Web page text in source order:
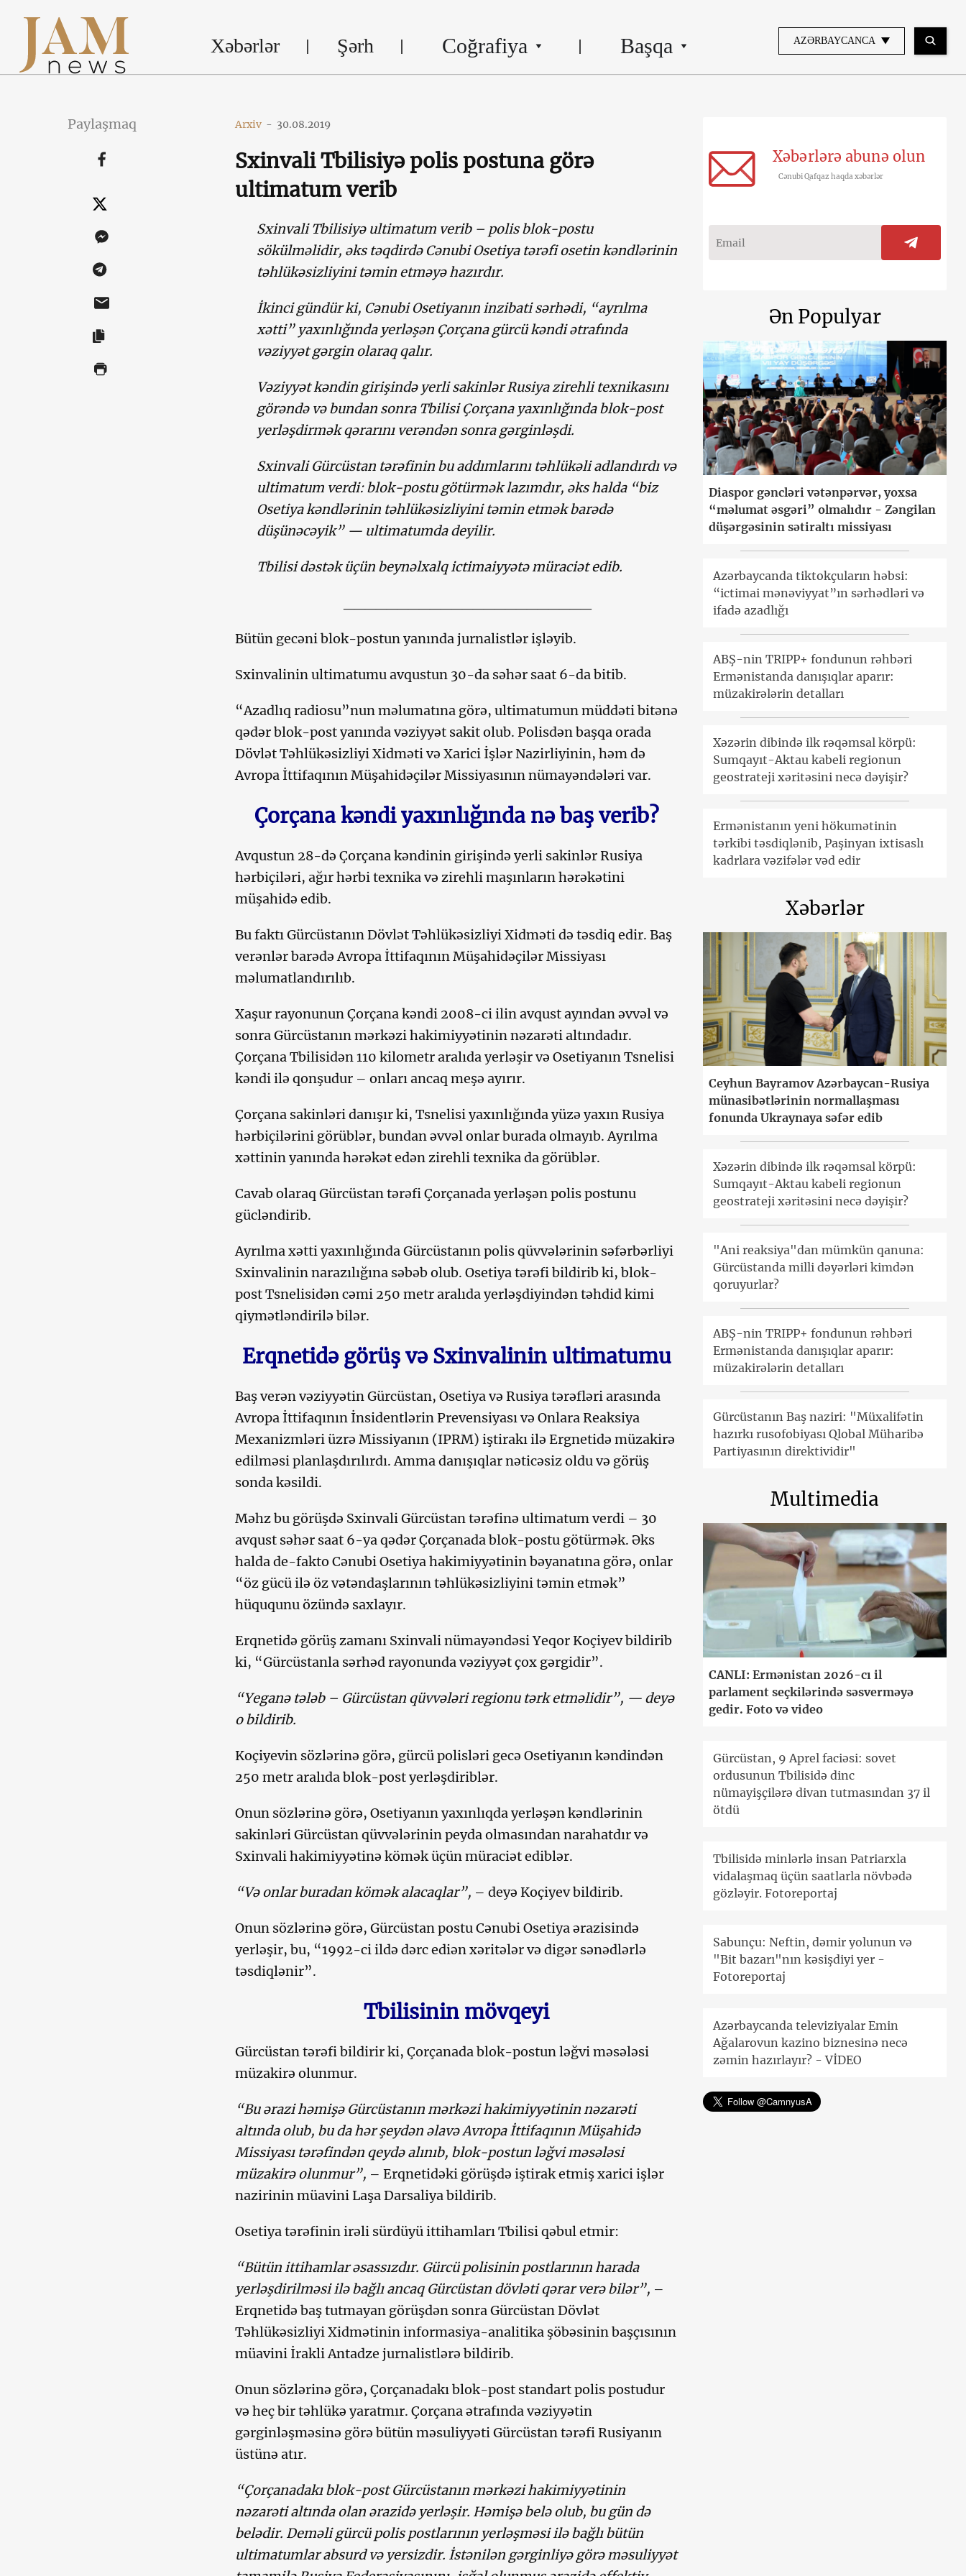
Xəbərlər Şərh Coğrafiya Başqa AZƏRBAYCANCA
Paylaşmaq Arxiv - 30.08.2019
Sxinvali Tbilisiyə polis postuna görə
ultimatum verib
Sxinvali Tbilisiyə ultimatum verib – polis blok-postu
sökülməlidir, əks təqdirdə Cənubi Osetiya tərəfi osetin kəndlərinin
təhlükəsizliyini təmin etməyə hazırdır.
İkinci gündür ki, Cənubi Osetiyanın inzibati sərhədi, “ayrılma
xətti” yaxınlığında yerləşən Çorçana gürcü kəndi ətrafında
vəziyyət gərgin olaraq qalır.
Vəziyyət kəndin girişində yerli sakinlər Rusiya zirehli texnikasını
görəndə və bundan sonra Tbilisi Çorçana yaxınlığında blok-post
yerləşdirmək qərarını verəndən sonra gərginləşdi.
Sxinvali Gürcüstan tərəfinin bu addımlarını təhlükəli adlandırdı və
ultimatum verdi: blok-postu götürmək lazımdır, əks halda “biz
Osetiya kəndlərinin təhlükəsizliyini təmin etmək barədə
düşünəcəyik” — ultimatumda deyilir.
Tbilisi dəstək üçün beynəlxalq ictimaiyyətə müraciət edib.
Bütün gecəni blok-postun yanında jurnalistlər işləyib.
Sxinvalinin ultimatumu avqustun 30-da səhər saat 6-da bitib.
“Azadlıq radiosu”nun məlumatına görə, ultimatumun müddəti bitənə
qədər blok-post yanında vəziyyət sakit olub. Polisdən başqa orada
Dövlət Təhlükəsizliyi Xidməti və Xarici İşlər Nazirliyinin, həm də
Avropa İttifaqının Müşahidəçilər Missiyasının nümayəndələri var.
Çorçana kəndi yaxınlığında nə baş verib?
Avqustun 28-də Çorçana kəndinin girişində yerli sakinlər Rusiya
hərbiçiləri, ağır hərbi texnika və zirehli maşınların hərəkətini
müşahidə edib.
Bu faktı Gürcüstanın Dövlət Təhlükəsizliyi Xidməti də təsdiq edir. Baş
verənlər barədə Avropa İttifaqının Müşahidəçilər Missiyası
məlumatlandırılıb.
Xaşur rayonunun Çorçana kəndi 2008-ci ilin avqust ayından əvvəl və
sonra Gürcüstanın mərkəzi hakimiyyətinin nəzarəti altındadır.
Çorçana Tbilisidən 110 kilometr aralıda yerləşir və Osetiyanın Tsnelisi
kəndi ilə qonşudur – onları ancaq meşə ayırır.
Çorçana sakinləri danışır ki, Tsnelisi yaxınlığında yüzə yaxın Rusiya
hərbiçilərini görüblər, bundan əvvəl onlar burada olmayıb. Ayrılma
xəttinin yanında hərəkət edən zirehli texnika da görüblər.
Cavab olaraq Gürcüstan tərəfi Çorçanada yerləşən polis postunu
gücləndirib.
Ayrılma xətti yaxınlığında Gürcüstanın polis qüvvələrinin səfərbərliyi
Sxinvalinin narazılığına səbəb olub. Osetiya tərəfi bildirib ki, blok-
post Tsnelisidən cəmi 250 metr aralıda yerləşdiyindən təhdid kimi
qiymətləndirilə bilər.
Erqnetidə görüş və Sxinvalinin ultimatumu
Baş verən vəziyyətin Gürcüstan, Osetiya və Rusiya tərəfləri arasında
Avropa İttifaqının İnsidentlərin Prevensiyası və Onlara Reaksiya
Mexanizmləri üzrə Missiyanın (IPRM) iştirakı ilə Ergnetidə müzakirə
edilməsi planlaşdırılırdı. Amma danışıqlar nəticəsiz oldu və görüş
sonda kəsildi.
Məhz bu görüşdə Sxinvali Gürcüstan tərəfinə ultimatum verdi – 30
avqust səhər saat 6-ya qədər Çorçanada blok-postu götürmək. Əks
halda de-fakto Cənubi Osetiya hakimiyyətinin bəyanatına görə, onlar
“öz gücü ilə öz vətəndaşlarının təhlükəsizliyini təmin etmək”
hüququnu özündə saxlayır.
Erqnetidə görüş zamanı Sxinvali nümayəndəsi Yeqor Koçiyev bildirib
ki, “Gürcüstanla sərhəd rayonunda vəziyyət çox gərgidir”.
“Yeganə tələb – Gürcüstan qüvvələri regionu tərk etməlidir”, — deyə
o bildirib.
Koçiyevin sözlərinə görə, gürcü polisləri gecə Osetiyanın kəndindən
250 metr aralıda blok-post yerləşdiriblər.
Onun sözlərinə görə, Osetiyanın yaxınlıqda yerləşən kəndlərinin
sakinləri Gürcüstan qüvvələrinin peyda olmasından narahatdır və
Sxinvali hakimiyyətinə kömək üçün müraciət ediblər.
“Və onlar buradan kömək alacaqlar”, – deyə Koçiyev bildirib.
Onun sözlərinə görə, Gürcüstan postu Cənubi Osetiya ərazisində
yerləşir, bu, “1992-ci ildə dərc ediən xəritələr və digər sənədlərlə
təsdiqlənir”.
Tbilisinin mövqeyi
Gürcüstan tərəfi bildirir ki, Çorçanada blok-postun ləğvi məsələsi
müzakirə olunmur.
“Bu ərazi həmişə Gürcüstanın mərkəzi hakimiyyətinin nəzarəti
altında olub, bu da hər şeydən əlavə Avropa İttifaqının Müşahidə
Missiyası tərəfindən qeydə alınıb, blok-postun ləğvi məsələsi
müzakirə olunmur”, – Erqnetidəki görüşdə iştirak etmiş xarici işlər
nazirinin müavini Laşa Darsaliya bildirib.
Osetiya tərəfinin irəli sürdüyü ittihamları Tbilisi qəbul etmir:
“Bütün ittihamlar əsassızdır. Gürcü polisinin postlarının harada
yerləşdirilməsi ilə bağlı ancaq Gürcüstan dövləti qərar verə bilər”, –
Erqnetidə baş tutmayan görüşdən sonra Gürcüstan Dövlət
Təhlükəsizliyi Xidmətinin informasiya-analitika şöbəsinin başçısının
müavini İrakli Antadze jurnalistlərə bildirib.
Onun sözlərinə görə, Çorçanadakı blok-post standart polis postudur
və heç bir təhlükə yaratmır. Çorçana ətrafında vəziyyətin
gərginləşməsinə görə bütün məsuliyyəti Gürcüstan tərəfi Rusiyanın
üstünə atır.
“Çorçanadakı blok-post Gürcüstanın mərkəzi hakimiyyətinin
nəzarəti altında olan ərazidə yerləşir. Həmişə belə olub, bu gün də
belədir. Deməli gürcü polis postlarının yerləşməsi ilə bağlı bütün
ultimatumlar absurd və yersizdir. İstənilən gərginliyə görə məsuliyyət
Xəbərlərə abunə olun
Cənubi Qafqaz haqda xəbərlər
Ən Populyar
Diaspor gəncləri vətənpərvər, yoxsa
“məlumat əsgəri” olmalıdır - Zəngilan
düşərgəsinin sətiraltı missiyası
Azərbaycanda tiktokçuların həbsi:
“ictimai mənəviyyat”ın sərhədləri və
ifadə azadlığı
ABŞ-nin TRIPP+ fondunun rəhbəri
Ermənistanda danışıqlar aparır:
müzakirələrin detalları
Xəzərin dibində ilk rəqəmsal körpü:
Sumqayıt-Aktau kabeli regionun
geostrateji xəritəsini necə dəyişir?
Ermənistanın yeni hökumətinin
tərkibi təsdiqlənib, Paşinyan ixtisaslı
kadrlara vəzifələr vəd edir
Xəbərlər
Ceyhun Bayramov Azərbaycan-Rusiya
münasibətlərinin normallaşması
fonunda Ukraynaya səfər edib
Xəzərin dibində ilk rəqəmsal körpü:
Sumqayıt-Aktau kabeli regionun
geostrateji xəritəsini necə dəyişir?
"Ani reaksiya"dan mümkün qanuna:
Gürcüstanda milli dəyərləri kimdən
qoruyurlar?
ABŞ-nin TRIPP+ fondunun rəhbəri
Ermənistanda danışıqlar aparır:
müzakirələrin detalları
Gürcüstanın Baş naziri: "Müxalifətin
hazırkı rusofobiyası Qlobal Müharibə
Partiyasının direktividir"
Multimedia
CANLI: Ermənistan 2026-cı il
parlament seçkilərində səsverməyə
gedir. Foto və video
Gürcüstan, 9 Aprel faciəsi: sovet
ordusunun Tbilisidə dinc
nümayişçilərə divan tutmasından 37 il
ötdü
Tbilisidə minlərlə insan Patriarxla
vidalaşmaq üçün saatlarla növbədə
gözləyir. Fotoreportaj
Sabunçu: Neftin, dəmir yolunun və
"Bit bazarı"nın kəsişdiyi yer -
Fotoreportaj
Azərbaycanda televiziyalar Emin
Ağalarovun kazino biznesinə necə
zəmin hazırlayır? - VİDEO